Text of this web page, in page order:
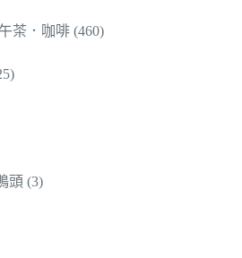
茶．咖啡 (460)
頭 (3)